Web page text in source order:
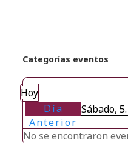
Categorías eventos
Hoy
Día
Anterior
Sábado,
No se encontraron